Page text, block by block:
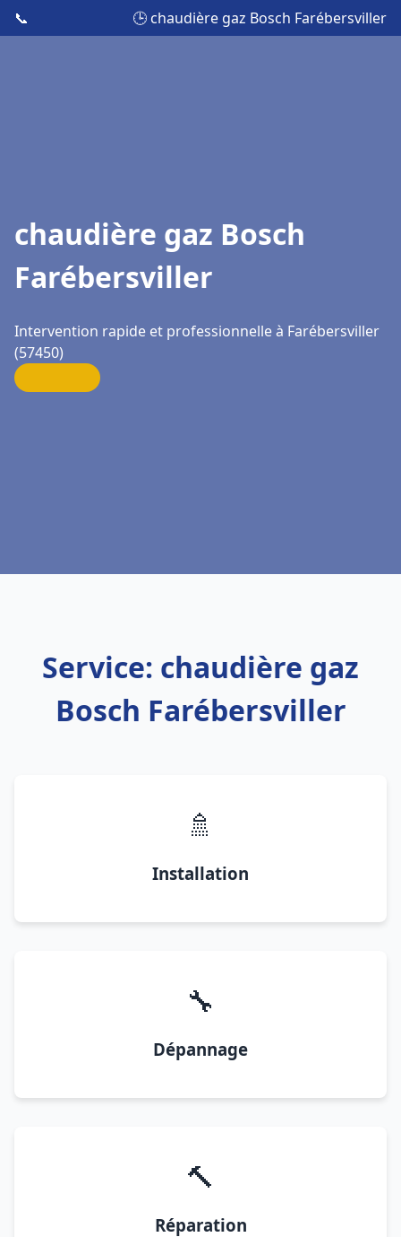
📞 🕒 chaudière gaz Bosch Farébersviller
chaudière gaz Bosch
Farébersviller
Intervention rapide et professionnelle à Farébersviller
(57450)
Service: chaudière gaz
Bosch Farébersviller
🚿
Installation
🔧
Dépannage
🔨
Réparation